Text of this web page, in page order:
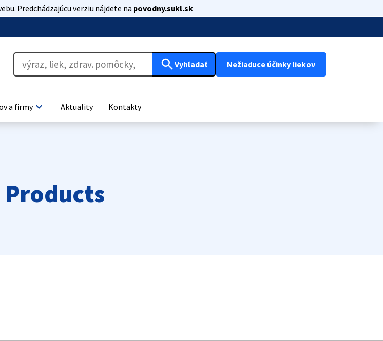
Predchádzajúcu verziu nájdete na povodny.sukl.sk
search Vyhľadať Nežiaduce účinky liekov
a firmykeyboard_arrow_down Aktuality Kontakty
Products